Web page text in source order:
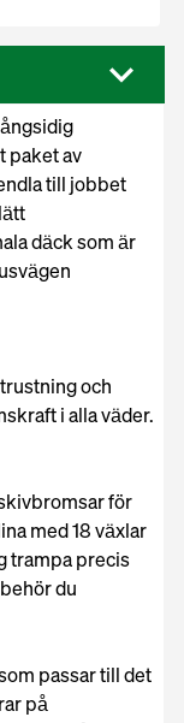
paket av
till jobbet
däck som är
och
i alla väder.
för
med 18 växlar
trampa precis
du
passar till det
på